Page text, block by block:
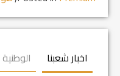
اخبار شعبنا